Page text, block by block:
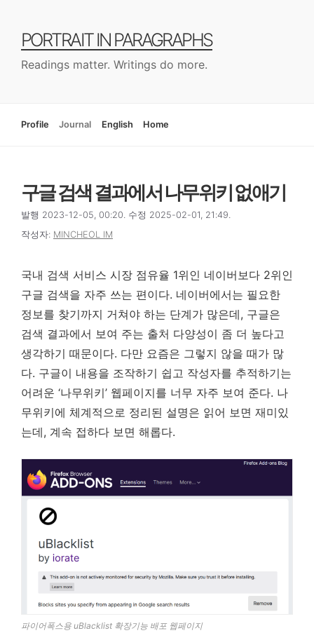
PORTRAIT IN PARAGRAPHS
Readings matter. Writings do more.
Profile Journal English Home
구글 검색 결과에서 나무위키 없애기
발행 2023-12-05, 00:20. 수정 2025-02-01, 21:49.
작성자: MINCHEOL IM
국내 검색 서비스 시장 점유율 1위인 네이버보다 2위인
구글 검색을 자주 쓰는 편이다. 네이버에서는 필요한
정보를 찾기까지 거쳐야 하는 단계가 많은데, 구글은
검색 결과에서 보여 주는 출처 다양성이 좀 더 높다고
생각하기 때문이다. 다만 요즘은 그렇지 않을 때가 많
다. 구글이 내용을 조작하기 쉽고 작성자를 추적하기는
어려운 ‘나무위키’ 웹페이지를 너무 자주 보여 준다. 나
무위키에 체계적으로 정리된 설명은 읽어 보면 재미있
는데, 계속 접하다 보면 해롭다.
파이어폭스용 uBlacklist 확장기능 배포 웹페이지